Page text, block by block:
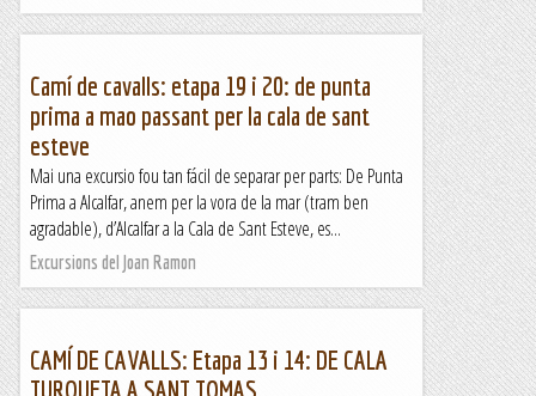
Camí de cavalls: etapa 19 i 20: de punta
prima a mao passant per la cala de sant
esteve
Mai una excursio fou tan fácil de separar per parts: De Punta
Prima a Alcalfar, anem per la vora de la mar (tram ben
agradable), d’Alcalfar a la Cala de Sant Esteve, es...
Excursions del Joan Ramon
CAMÍ DE CAVALLS: Etapa 13 i 14: DE CALA
TURQUETA A SANT TOMAS